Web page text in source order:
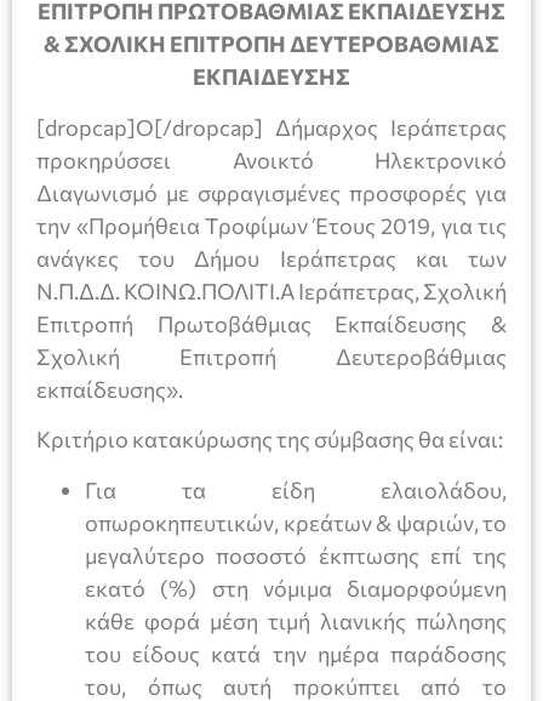
ΕΠΙΤΡΟΠΗ ΠΡΩΤΟΒΑΘΜΙΑΣ ΕΚΠΑΙΔΕΥΣΗΣ
& ΣΧΟΛΙΚΗ ΕΠΙΤΡΟΠΗ ΔΕΥΤΕΡΟΒΑΘΜΙΑΣ
ΕΚΠΑΙΔΕΥΣΗΣ
[dropcap]Ο[/dropcap] Δήμαρχος Ιεράπετρας
προκηρύσσει Ανοικτό Ηλεκτρονικό
Διαγωνισμό με σφραγισμένες προσφορές για
την «Προμήθεια Τροφίμων Έτους 2019, για τις
ανάγκες του Δήμου Ιεράπετρας και των
Ν.Π.Δ.Δ. ΚΟΙΝΩ.ΠΟΛΙΤΙ.Α Ιεράπετρας, Σχολική
Επιτροπή Πρωτοβάθμιας Εκπαίδευσης &
Σχολική Επιτροπή Δευτεροβάθμιας
εκπαίδευσης».
Κριτήριο κατακύρωσης της σύμβασης θα είναι:
Για τα είδη ελαιολάδου,
οπωροκηπευτικών, κρεάτων & ψαριών, το
μεγαλύτερο ποσοστό έκπτωσης επί της
εκατό (%) στη νόμιμα διαμορφούμενη
κάθε φορά μέση τιμή λιανικής πώλησης
του είδους κατά την ημέρα παράδοσης
του, όπως αυτή προκύπτει από το